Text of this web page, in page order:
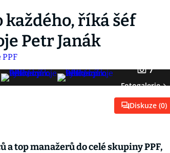
každého, říká šéf
Petr Janák
7
Fotogalerie
Diskuze (0)
top manažerů do celé skupiny PPF,